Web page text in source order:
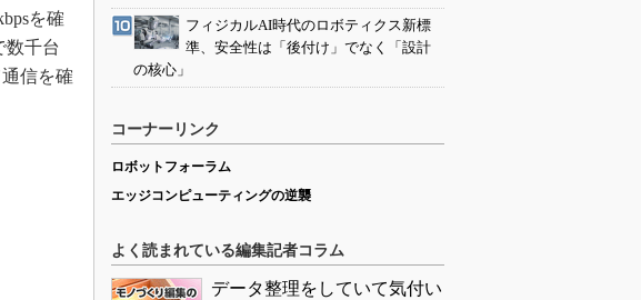
を確
数千台
信を確
フィジカルAI時代のロボティクス新標
準、安全性は「後付け」でなく「設計
の核心」
コーナーリンク
ロボットフォーラム
エッジコンピューティングの逆襲
よく読まれている編集記者コラム
データ整理をしていて気付い